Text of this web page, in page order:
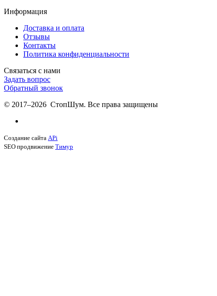
Информация
Доставка и оплата
Отзывы
Контакты
Политика конфиденциальности
Связаться с нами
Задать вопрос
Обратный звонок
© 2017–2026 СтопШум. Все права защищены
Создание сайта APi
SEO продвижение Тимур